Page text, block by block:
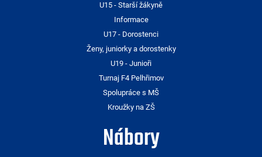
U15 - Starší žákyně
Informace
U17 - Dorostenci
Ženy, juniorky a dorostenky
U19 - Junioři
Turnaj F4 Pelhřimov
Spolupráce s MŠ
Kroužky na ZŠ
Nábory